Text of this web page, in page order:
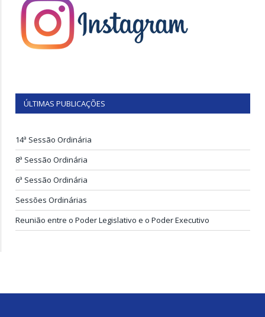
ÚLTIMAS PUBLICAÇÕES
14ª Sessão Ordinária
8ª Sessão Ordinária
6ª Sessão Ordinária
Sessões Ordinárias
Reunião entre o Poder Legislativo e o Poder Executivo